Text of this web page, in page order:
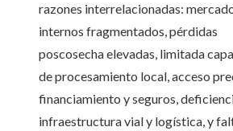
razones interrelacionadas:
internos fragmentados, pérdidas
poscosecha elevadas, limitada
de procesamiento local, acceso
financiamiento y seguros,
infraestructura vial y logística, y